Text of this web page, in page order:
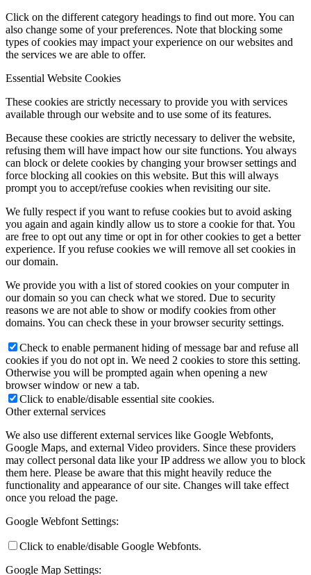
Click on the different category headings to find out more. You can
also change some of your preferences. Note that blocking some
types of cookies may impact your experience on our websites and
the services we are able to offer.
Essential Website Cookies
These cookies are strictly necessary to provide you with services
available through our website and to use some of its features.
Because these cookies are strictly necessary to deliver the website,
refusing them will have impact how our site functions. You always
can block or delete cookies by changing your browser settings and
force blocking all cookies on this website. But this will always
prompt you to accept/refuse cookies when revisiting our site.
We fully respect if you want to refuse cookies but to avoid asking
you again and again kindly allow us to store a cookie for that. You
are free to opt out any time or opt in for other cookies to get a better
experience. If you refuse cookies we will remove all set cookies in
our domain.
We provide you with a list of stored cookies on your computer in
our domain so you can check what we stored. Due to security
reasons we are not able to show or modify cookies from other
domains. You can check these in your browser security settings.
Check to enable permanent hiding of message bar and refuse all
cookies if you do not opt in. We need 2 cookies to store this setting.
Otherwise you will be prompted again when opening a new
browser window or new a tab.
Click to enable/disable essential site cookies.
Other external services
We also use different external services like Google Webfonts,
Google Maps, and external Video providers. Since these providers
may collect personal data like your IP address we allow you to block
them here. Please be aware that this might heavily reduce the
functionality and appearance of our site. Changes will take effect
once you reload the page.
Google Webfont Settings:
Click to enable/disable Google Webfonts.
Google Map Settings: